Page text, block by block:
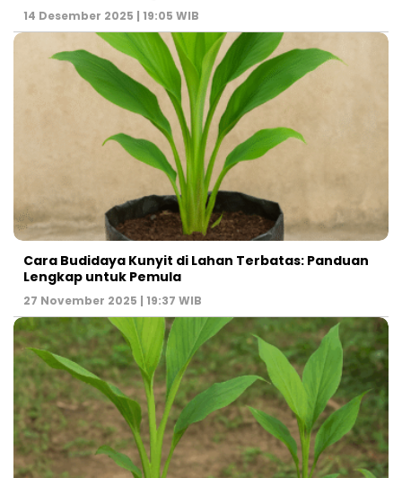
14 Desember 2025 | 19:05 WIB
Cara Budidaya Kunyit di Lahan Terbatas: Panduan
Lengkap untuk Pemula
27 November 2025 | 19:37 WIB